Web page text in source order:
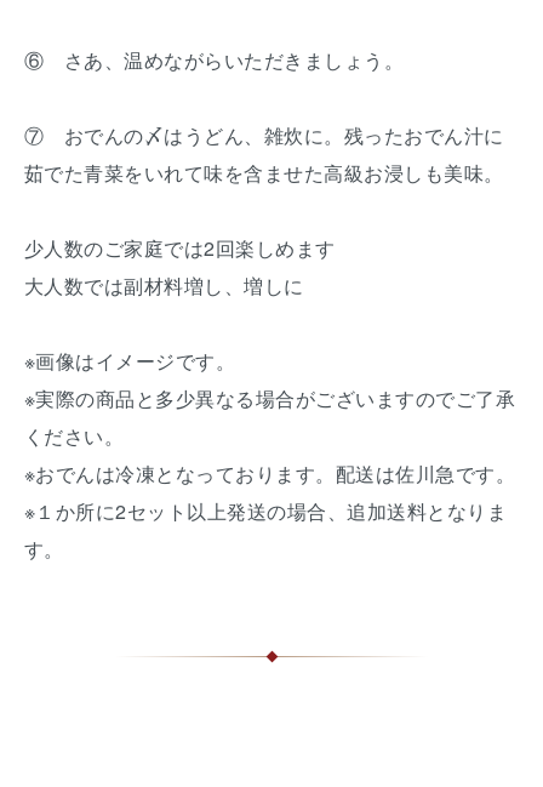
⑥ さあ、温めながらいただきましょう。
⑦ おでんの〆はうどん、雑炊に。残ったおでん汁に
茹でた青菜をいれて味を含ませた高級お浸しも美味。
少人数のご家庭では2回楽しめます
大人数では副材料増し、増しに
※画像はイメージです。
※実際の商品と多少異なる場合がございますのでご了承
ください。
※おでんは冷凍となっております。配送は佐川急です。
※１か所に2セット以上発送の場合、追加送料となりま
す。